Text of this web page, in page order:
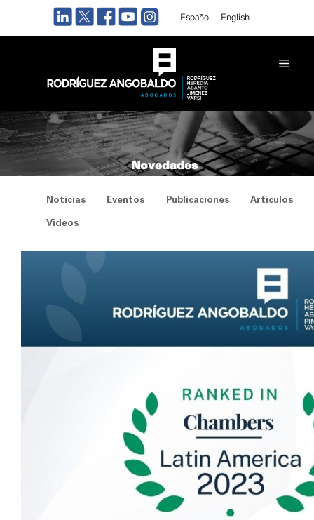
Español English
Novedades
Noticias Eventos Publicaciones Articulos
Videos